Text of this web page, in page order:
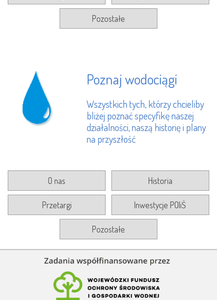
Pozostałe
Poznaj wodociągi
Wszystkich tych, którzy chcieliby
bliżej poznać specyfikę naszej
działalności, naszą historię i plany
na przyszłość
O nas Historia
Przetargi Inwestycje POIiŚ
Pozostałe